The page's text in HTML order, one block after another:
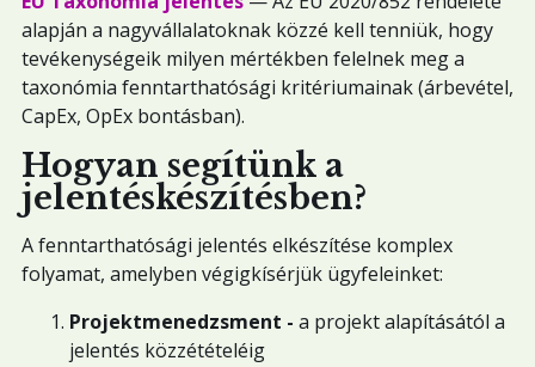
alapján a nagyvállalatoknak közzé kell tenniük, hogy
tevékenységeik milyen mértékben felelnek meg a
taxonómia fenntarthatósági kritériumainak (árbevétel,
CapEx, OpEx bontásban).
Hogyan segítünk a
jelentéskészítésben?
A fenntarthatósági jelentés elkészítése komplex
folyamat, amelyben végigkísérjük ügyfeleinket:
Projektmenedzsment - a projekt alapításától a
jelentés közzétételéig